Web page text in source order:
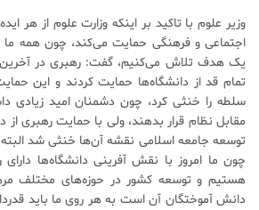
وزیر علوم با تاکید بر اینکه وزارت علوم از هر
اجتماعی و فرهنگی حمایت می‌کند، چون همه
یک هدف تلاش می‌کنیم، گفت: رهبری در آخرین
تمام قد از دانشگاه‌ها حمایت کردند و این
سلطه را خنثی کرد، چون دشمنان امید زیادی
مقابل نظام قرار بدهند، ولی با حمایت رهبری
توسعه جامعه اسلامی نقشه آن‌ها خنثی شد
چون ما امروز با نقش آفرینی دانشگاه‌ها
هستیم و توسعه کشور در حوزه‌های مختلف
دانش آموختگان آن است به هر روی ما باید